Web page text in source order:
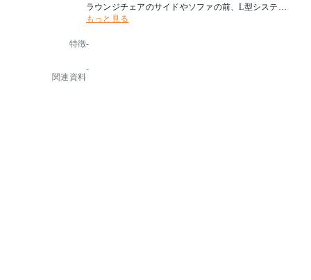
ラウンジチェアのサイドやソファの前、L型システム
ソファと合わせてレイアウトするなど、様々なシチュ
出できます。
空間のテイストに合わせられるところもポイントです
もっと見る
特徴-
関連資料
-